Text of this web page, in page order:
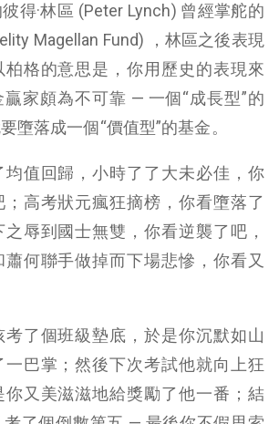
得·林區 (Peter Lynch) 曾經掌舵的
Magellan Fund) ，林區之後表現
格的意思是，你用歷史的表現來
家頗為不可靠 — 一個“成長型”的
墮落成一個“價值型”的基金。
均值回歸，小時了了大未必佳，你
高考狀元瘋狂摘榜，你看墮落了
辱到國士無雙，你看逆襲了吧，
何聯手做掉而下場悲慘，你看又
考了個班級墊底，於是你沉默如山
一巴掌；然後下次考試他就向上狂
你又美滋滋地給獎勵了他一番；結